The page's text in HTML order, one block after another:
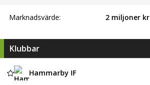
Marknadsvärde: 2 miljoner kr
Klubbar
Hammarby IF